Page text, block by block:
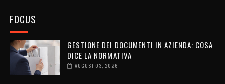
FOCUS
GESTIONE DEI DOCUMENTI IN AZIENDA: COSA
DICE LA NORMATIVA
AUGUST 03, 2026